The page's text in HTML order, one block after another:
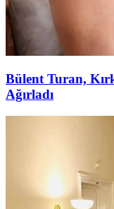
Bülent Turan,
Ağırladı